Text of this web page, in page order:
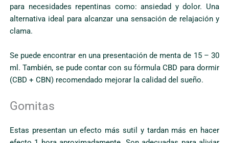
para necesidades repentinas como: ansiedad y dolor. Una
alternativa ideal para alcanzar una sensación de relajación y
clama.
Se puede encontrar en una presentación de menta de 15 – 30
ml. También, se pude contar con su fórmula CBD para dormir
(CBD + CBN) recomendado mejorar la calidad del sueño.
Gomitas
Estas presentan un efecto más sutil y tardan más en hacer